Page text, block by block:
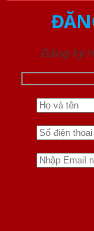
Đăng ký